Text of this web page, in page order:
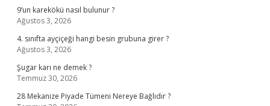
9’un karekökü nasıl bulunur ?
Ağustos 3, 2026
4. sınıfta ayçiçeği hangi besin grubuna girer ?
Ağustos 3, 2026
Şugar karı ne demek ?
Temmuz 30, 2026
28 Mekanize Piyade Tümeni Nereye Bağlıdır ?